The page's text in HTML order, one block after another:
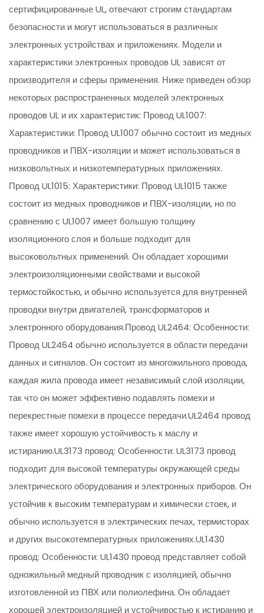
сертифицированные UL, отвечают строгим стандартам
безопасности и могут использоваться в различных
электронных устройствах и приложениях. Модели и
характеристики электронных проводов UL зависят от
производителя и сферы применения. Ниже приведен обзор
некоторых распространенных моделей электронных
проводов UL и их характеристик: Провод UL1007:
Характеристики: Провод UL1007 обычно состоит из медных
проводников и ПВХ-изоляции и может использоваться в
низковольтных и низкотемпературных приложениях.
Провод UL1015: Характеристики: Провод UL1015 также
состоит из медных проводников и ПВХ-изоляции, но по
сравнению с UL1007 имеет большую толщину
изоляционного слоя и больше подходит для
высоковольтных применений. Он обладает хорошими
электроизоляционными свойствами и высокой
термостойкостью, и обычно используется для внутренней
проводки внутри двигателей, трансформаторов и
электронного оборудования.Провод UL2464: Особенности:
Провод UL2464 обычно используется в области передачи
данных и сигналов. Он состоит из многожильного провода,
каждая жила провода имеет независимый слой изоляции,
так что он может эффективно подавлять помехи и
перекрестные помехи в процессе передачи.UL2464 провод
также имеет хорошую устойчивость к маслу и
истиранию.UL3173 провод: Особенности: UL3173 провод
подходит для высокой температуры окружающей среды
электрического оборудования и электронных приборов. Он
устойчив к высоким температурам и химически стоек, и
обычно используется в электрических печах, термисторах
и других высокотемпературных приложениях.UL1430
провод: Особенности: UL1430 провод представляет собой
одножильный медный проводник с изоляцией, обычно
изготовленной из ПВХ или полиолефина. Он обладает
хорошей электроизоляцией и устойчивостью к истиранию и